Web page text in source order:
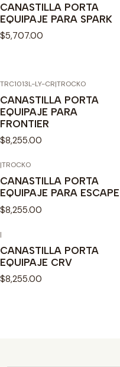
CANASTILLA PORTA
EQUIPAJE PARA SPARK
$5,707.00
TRC1013L-LY-CR|TROCKO
CANASTILLA PORTA
EQUIPAJE PARA
FRONTIER
$8,255.00
|TROCKO
CANASTILLA PORTA
EQUIPAJE PARA ESCAPE
$8,255.00
|
CANASTILLA PORTA
EQUIPAJE CRV
$8,255.00